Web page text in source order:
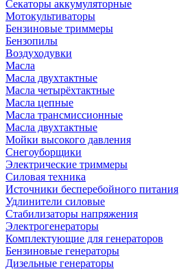
Секаторы аккумуляторные
Мотокультиваторы
Бензиновые триммеры
Бензопилы
Воздуходувки
Масла
Масла двухтактные
Масла четырёхтактные
Масла цепные
Масла трансмиссионные
Масла двухтактные
Мойки высокого давления
Снегоуборщики
Электрические триммеры
Силовая техника
Источники бесперебойного питания
Удлинители силовые
Стабилизаторы напряжения
Электрогенераторы
Комплектующие для генераторов
Бензиновые генераторы
Дизельные генераторы